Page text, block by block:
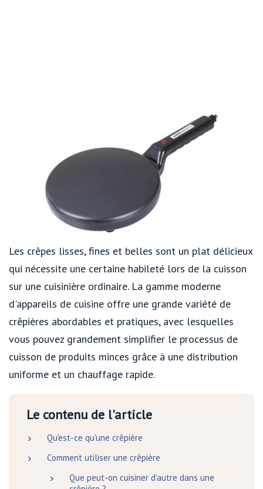
Les crêpes lisses, fines et belles sont un plat délicieux
qui nécessite une certaine habileté lors de la cuisson
sur une cuisinière ordinaire. La gamme moderne
d'appareils de cuisine offre une grande variété de
crêpières abordables et pratiques, avec lesquelles
vous pouvez grandement simplifier le processus de
cuisson de produits minces grâce à une distribution
uniforme et un chauffage rapide.
Le contenu de l'article
Qu'est-ce qu'une crêpière
Comment utiliser une crêpière
Que peut-on cuisiner d'autre dans une